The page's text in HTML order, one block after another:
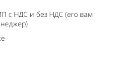
с НДС и без НДС (его вам